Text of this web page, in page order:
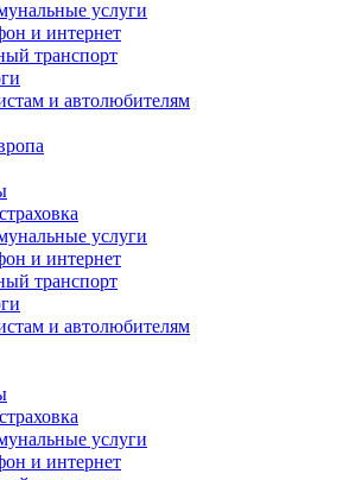
услуги
и интернет
транспорт
и автолюбителям
услуги
и интернет
транспорт
и автолюбителям
услуги
и интернет